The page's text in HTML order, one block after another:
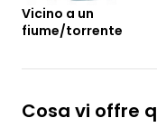
Vicino a un
fiume/torrente
Cosa vi offre